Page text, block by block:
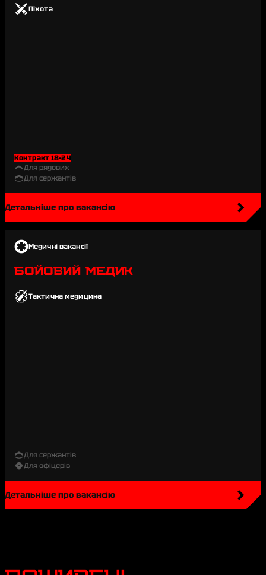
Піхота
Контракт 18-24
Для рядових
Для сержантів
Детальніше про вакансію
Медичні вакансії
БОЙОВИЙ МЕДИК
Тактична медицина
Для сержантів
Для офіцерів
Детальніше про вакансію